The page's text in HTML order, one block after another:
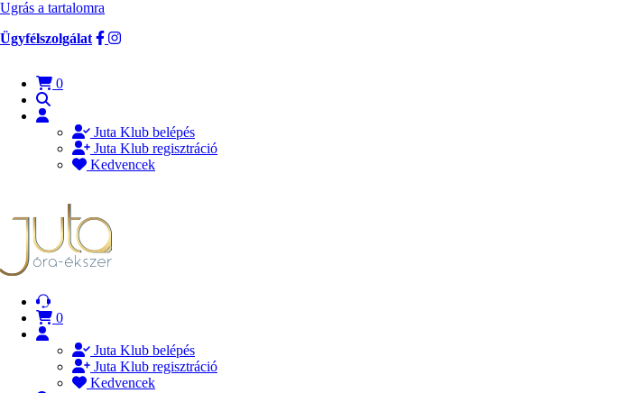
Ugrás a tartalomra
Ügyfélszolgálat
0
Juta Klub belépés
Juta Klub regisztráció
Kedvencek
0
Juta Klub belépés
Juta Klub regisztráció
Kedvencek